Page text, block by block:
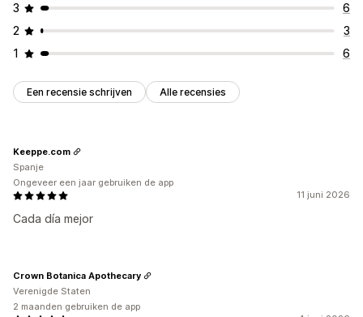
3
6
2
3
1
6
Een recensie schrijven Alle recensies
11 juni 2026
Cada día mejor
Keeppe.com
Spanje
Ongeveer een jaar gebruiken de app
Crown Botanica Apothecary
Verenigde Staten
2 maanden gebruiken de app